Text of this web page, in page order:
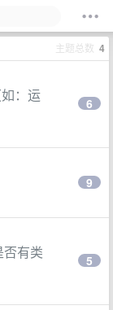
主题总数 4
：运
6
9
有类
5